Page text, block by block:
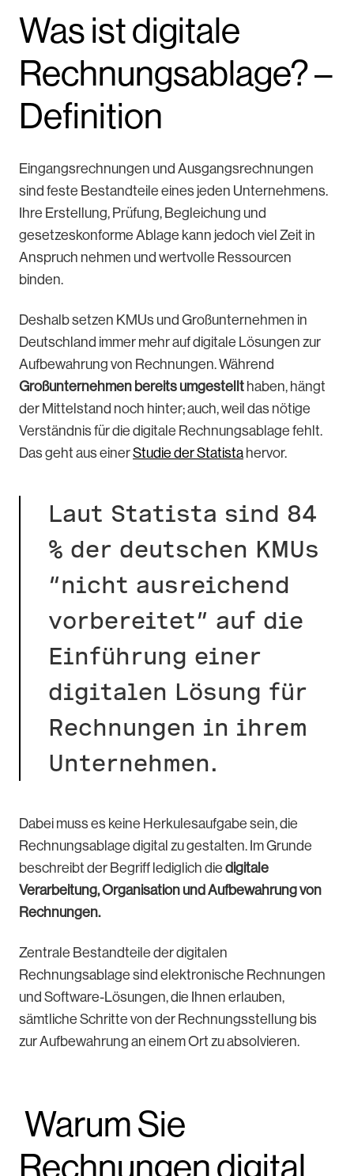
Was ist digitale
Rechnungsablage? –
Definition
Eingangsrechnungen und Ausgangsrechnungen
sind feste Bestandteile eines jeden Unternehmens.
Ihre Erstellung, Prüfung, Begleichung und
gesetzeskonforme Ablage kann jedoch viel Zeit in
Anspruch nehmen und wertvolle Ressourcen
binden.
Deshalb setzen KMUs und Großunternehmen in
Deutschland immer mehr auf digitale Lösungen zur
Aufbewahrung von Rechnungen. Während
Großunternehmen bereits umgestellt haben, hängt
der Mittelstand noch hinter; auch, weil das nötige
Verständnis für die digitale Rechnungsablage fehlt.
Das geht aus einerStudie der Statista hervor.
Laut Statista sind 84
% der deutschen KMUs
“nicht ausreichend
vorbereitet” auf die
Einführung einer
digitalen Lösung für
Rechnungen in ihrem
Unternehmen.
Dabei muss es keine Herkulesaufgabe sein, die
Rechnungsablage digital zu gestalten. Im Grunde
beschreibt der Begriff lediglich die digitale
Verarbeitung, Organisation und Aufbewahrung von
Rechnungen.
Zentrale Bestandteile der digitalen
Rechnungsablage sind elektronische Rechnungen
und Software-Lösungen, die Ihnen erlauben,
sämtliche Schritte von der Rechnungsstellung bis
zur Aufbewahrung an einem Ort zu absolvieren.
Warum Sie
Rechnungen digital